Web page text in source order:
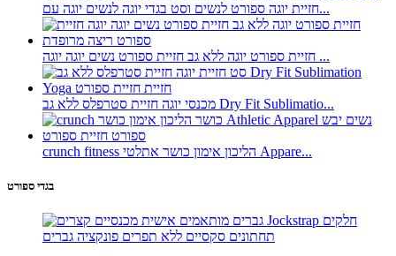
חזיית יוגה ספורט לנשים וסט בגדי יוגה לנשים יוגה עם...
חזיית ספורט יוגה ללא גב חזיית ספורט נשים יוגה יוגה ...
מכנסי יוגה חזיית סטרפלס ללא גב Dry Fit Sublimatio...
crunch fitness הליכון אימון כושר אתלטי Appare...
בגדי ספורט